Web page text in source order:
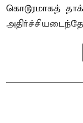
கொடூரமாகத்